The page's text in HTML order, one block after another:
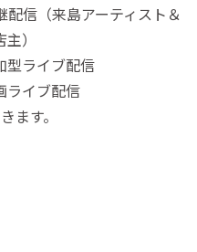
配信（来島アーティスト＆
）
型ライブ配信
ライブ配信
ます。